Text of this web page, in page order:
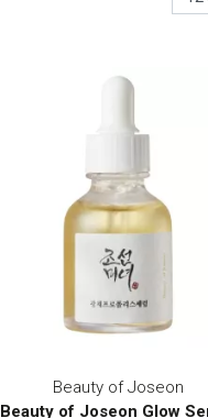
Beauty of Joseon
Beauty of Joseon Glow